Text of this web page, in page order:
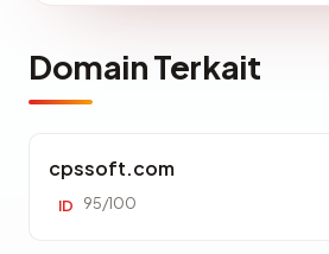
Domain Terkait
cpssoft.com
ID 95/100